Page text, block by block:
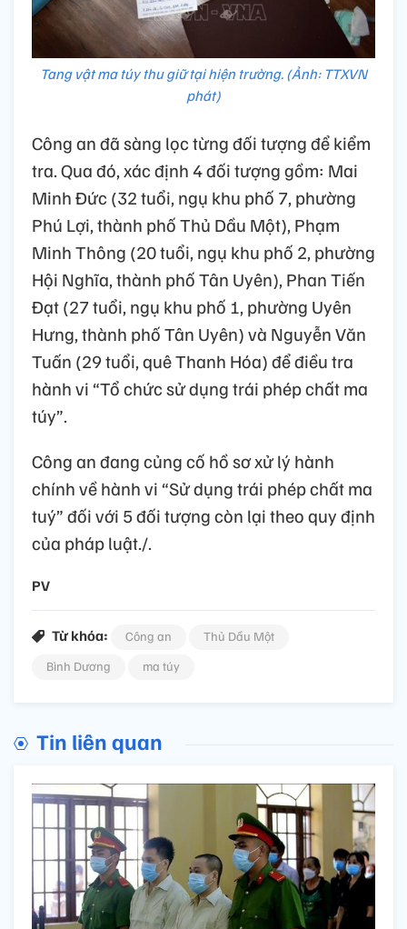
Tang vật ma túy thu giữ tại hiện trường. (Ảnh: TTXVN
phát)
Công an đã sàng lọc từng đối tượng để kiểm
tra. Qua đó, xác định 4 đối tượng gồm: Mai
Minh Đức (32 tuổi, ngụ khu phố 7, phường
Phú Lợi, thành phố Thủ Dầu Một), Phạm
Minh Thông (20 tuổi, ngụ khu phố 2, phường
Hội Nghĩa, thành phố Tân Uyên), Phan Tiến
Đạt (27 tuổi, ngụ khu phố 1, phường Uyên
Hưng, thành phố Tân Uyên) và Nguyễn Văn
Tuấn (29 tuổi, quê Thanh Hóa) để điều tra
hành vi “Tổ chức sử dụng trái phép chất ma
túy”.
Công an đang củng cố hồ sơ xử lý hành
chính về hành vi “Sử dụng trái phép chất ma
tuý” đối với 5 đối tượng còn lại theo quy định
của pháp luật./.
PV
Từ khóa: Công an
Thủ Dầu Một
Bình Dương
ma túy
Tin liên quan